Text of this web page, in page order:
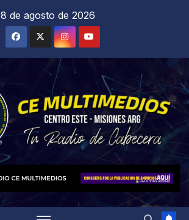
8 de agosto de 2026